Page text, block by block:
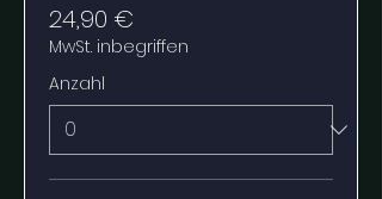
24,90 €
MwSt. inbegriffen
Anzahl